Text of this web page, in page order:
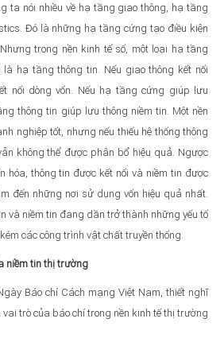
ta nói nhiều về hạ tầng giao thông, hạ tầng
Đó là những hạ tầng cứng tạo điều kiện
trong nền kinh tế số, một loại hạ tầng
hạ tầng thông tin. Nếu giao thông kết nối
nối dòng vốn. Nếu hạ tầng cứng giúp lưu
thông tin giúp lưu thông niềm tin. Một nền
nghiệp tốt, nhưng nếu thiếu hệ thống thông
không thể được phân bổ hiệu quả. Ngược
hóa, thông tin được kết nối và niềm tin được
đến những nơi sử dụng vốn hiệu quả nhất.
và niềm tin đang dần trở thành những yếu tố
các công trình vật chất truyền thống.
niềm tin thị trường
Báo chí Cách mạng Việt Nam, thiết nghĩ
trò của báo chí trong nền kinh tế thị trường